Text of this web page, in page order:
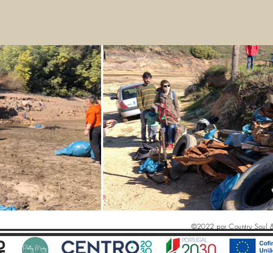
©2022 por Country Soul